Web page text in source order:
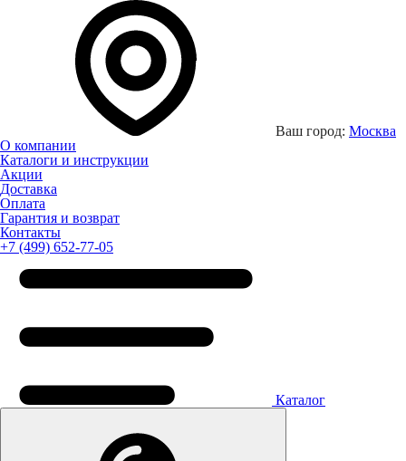
Ваш город: Москва
О компании
Каталоги и инструкции
Акции
Доставка
Оплата
Гарантия и возврат
Контакты
+7 (499) 652-77-05
Каталог